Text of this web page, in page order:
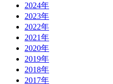
2024年
2023年
2022年
2021年
2020年
2019年
2018年
2017年